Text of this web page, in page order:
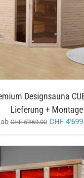
WÄHLEN
WEIST
AUF.
DIE
DER
Designsauna
Lieferung + Montage
abCHF5'869.00 CHF